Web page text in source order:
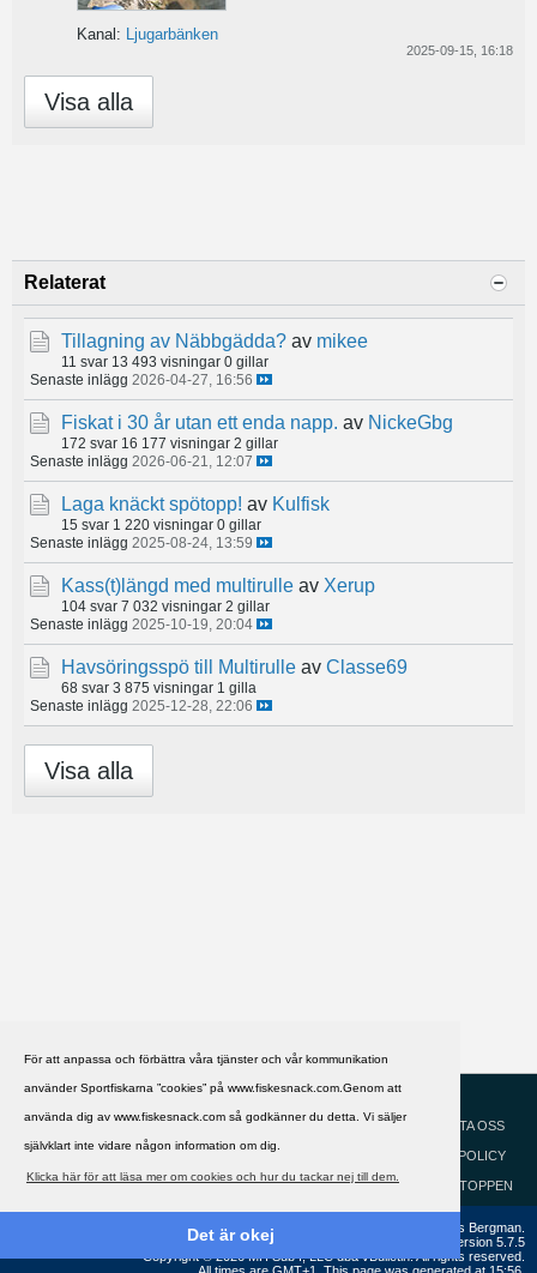
För att anpassa och förbättra våra tjänster och vår kommunikation
använder Sportfiskarna ”cookies” på www.fiskesnack.com.Genom att
använda dig av www.fiskesnack.com så godkänner du detta. Vi säljer
självklart inte vidare någon information om dig.
Klicka här för att läsa mer om cookies och hur du tackar nej till dem.
Det är okej
Kanal: Ljugarbänken
2025-09-15, 16:18
Visa alla
Relaterat
Tillagning av Näbbgädda? av mikee
11 svar 13 493 visningar 0 gillar
Senaste inlägg 2026-04-27, 16:56
Fiskat i 30 år utan ett enda napp. av NickeGbg
172 svar 16 177 visningar 2 gillar
Senaste inlägg 2026-06-21, 12:07
Laga knäckt spötopp! av Kulfisk
15 svar 1 220 visningar 0 gillar
Senaste inlägg 2025-08-24, 13:59
Kass(t)längd med multirulle av Xerup
104 svar 7 032 visningar 2 gillar
Senaste inlägg 2025-10-19, 20:04
Havsöringsspö till Multirulle av Classe69
68 svar 3 875 visningar 1 gilla
Senaste inlägg 2025-12-28, 22:06
Visa alla
HJÄLP
KONTAKTA OSS
COOKIEPOLICY
GÅ TILL TOPPEN
Copyright ©2002 - 2021, FiskeSnack.com. Grundad 2002 av Anders Bergman.
Version 5.7.5
Copyright © 2026 MH Sub I, LLC dba vBulletin. All rights reserved.